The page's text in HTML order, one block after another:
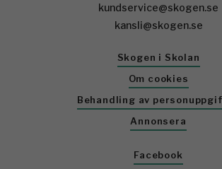
kundservice@skogen.se
kansli@skogen.se
Skogen i Skolan
Om cookies
Behandling av
Annonsera
Facebook